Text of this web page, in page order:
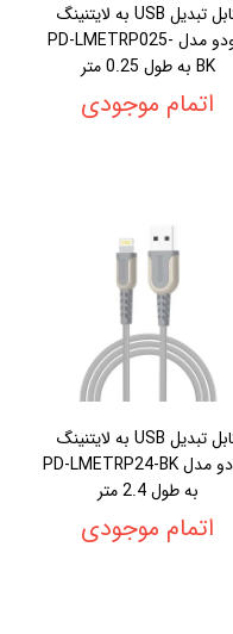
کابل تبدیل USB به لایتنینگ
پرودو مدل PD-LMETRP025-
BK به طول 0.25 متر
اتمام موجودی
کابل تبدیل USB به لایتنینگ
پرودو مدل PD-LMETRP24-BK
به طول 2.4 متر
اتمام موجودی